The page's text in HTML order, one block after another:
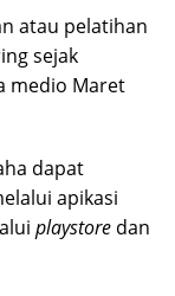
atau pelatihan
sejak
medio Maret
dapat
apikasi
playstore dan